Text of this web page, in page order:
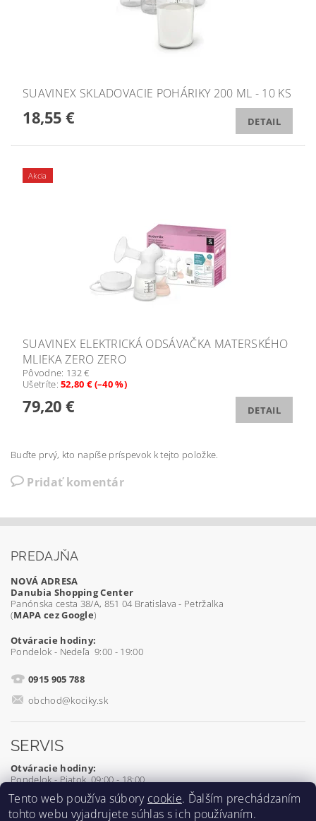
SUAVINEX SKLADOVACIE POHÁRIKY 200 ML - 10 KS
18,55 € DETAIL
Akcia
SUAVINEX ELEKTRICKÁ ODSÁVAČKA MATERSKÉHO
MLIEKA ZERO ZERO
Pôvodne: 132 €
Ušetríte:52,80 € (–40 %)
79,20 € DETAIL
Buďte prvý, kto napíše príspevok k tejto položke.
Pridať komentár
PREDAJŇA
NOVÁ ADRESA
Danubia Shopping Center
Panónska cesta 38/A, 851 04 Bratislava - Petržalka
(MAPA cez Google)
Otváracie hodiny:
Pondelok - Nedeľa 9:00 - 19:00
0915 905 788
obchod@kociky.sk
SERVIS
Otváracie hodiny:
Pondelok - Piatok 09:00 - 18:00
0905 539 927
Tento web používa súbory cookie. Ďalším prechádzaním
tohto webu vyjadrujete súhlas s ich používaním.